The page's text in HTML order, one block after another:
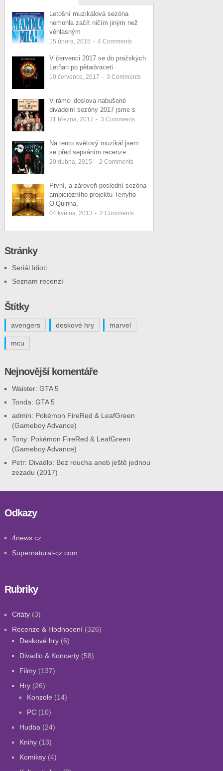
Letošní muzikálová sezóna
nemohla začít ničím jiným než
věhlasným
15 února, 2015 - 4Comments
V červenci 2017 se do pražských
Letňan po pětadvaceti
10 července, 2017 - 3 Comments
V rámci doslova nabušené
divadelní sezóny 2017 jsme s
31 března, 2017 - 3 Comments
Na tento světový muzikál jsem
se před sepsáním recenze
20 dubna, 2015 - 2 Comments
První, a zároveň poslední sezóna
ambiciózního projektu Terryho
O’Quinna,
04 května, 2013 - 2 Comments
Stránky
Seriál Idioti
Seznam recenzí
Štítky
avengers deskové hry marvel
mcu
Nejnovější komentáře
Waister: GTA 5
Tonda: GTA 5
admin: Pokémon FireRed & LeafGreen
(Gameboy Advance)
Tony: Pokémon FireRed & LeafGreen
(Gameboy Advance)
Petr: Divadlo: Bez roucha aneb ještě jednou
zezadu (2017)
Odkazy
4news.cz
Supernatural-cz.com
Rubriky
Citáty(3)
Recenze & Hodnocení(326)
Deskové hry(6)
Divadlo & Koncerty(58)
Filmy(137)
Hry(26)
Konzole (14)
PC(10)
Hudba (24)
Knihy(13)
Komiksy(4)